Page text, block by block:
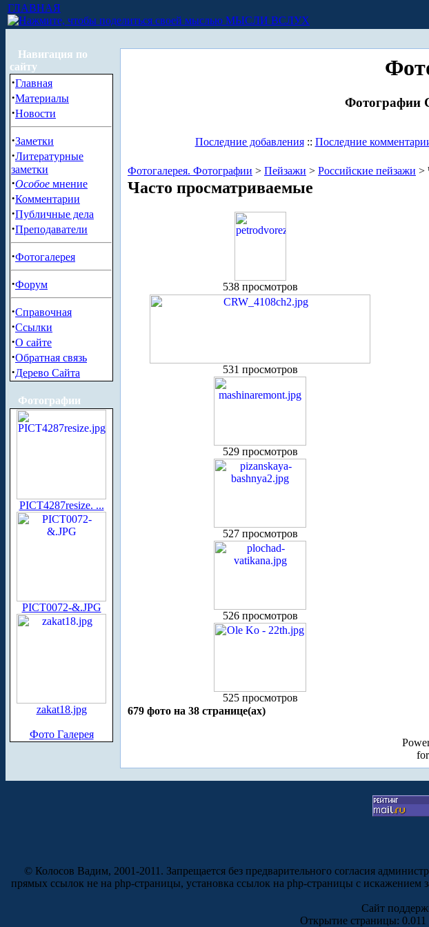
ГЛАВНАЯ
МЫСЛИ ВСЛУХ
Навигация по
сайту
·Главная
·Материалы
·Новости
·Заметки
·Литературные
заметки
·Особое мнение
·Комментарии
·Публичные дела
·Преподаватели
·Фотогалерея
·Форум
·Справочная
·Ссылки
·О сайте
·Обратная связь
·Дерево Сайта
Фотографии
PICT4287resize. ...
PICT0072-&.JPG
zakat18.jpg
Фото Галерея
Фотографии
Последние добавления:: Последние
Фотогалерея. Фотографии > Пейзажи > Российские пейзажи >
Часто просматриваемые
538 просмотров
531 просмотров
529 просмотров
527 просмотров
526 просмотров
525 просмотров
679 фото на 38 странице(ах)
© Колосов Вадим, 2001-2011. Запрещается без предварительного согласия
прямых ссылок не на php-страницы, установка ссылок на php-страницы с искажением
Сайт
Открытие страницы: